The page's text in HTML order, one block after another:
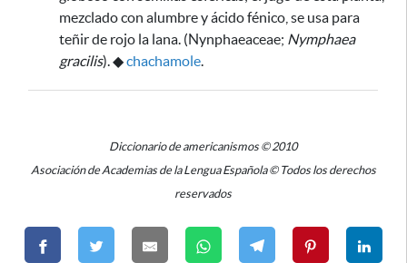
mezclado con alumbre y ácido fénico, se usa para
teñir de rojo la lana. (Nynphaeaceae; Nymphaea
gracilis).◆chachamole.
Diccionario de americanismos © 2010
Asociación de Academias de la Lengua Española © Todos los derechos
reservados